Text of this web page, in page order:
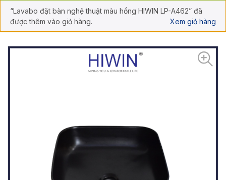
“Lavabo đặt bàn nghệ thuật màu hồng HIWIN LP-A462” đã
được thêm vào giỏ hàng.
Xem giỏ hàng